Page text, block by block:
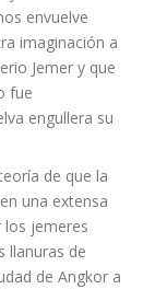
envuelve
imaginación a
Jemer y que
fue
engullera su
de que la
una extensa
los jemeres
llanuras de
de Angkor a